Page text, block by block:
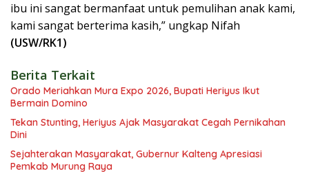
ibu ini sangat bermanfaat untuk pemulihan anak kami,
kami sangat berterima kasih,” ungkap Nifah
(USW/RK1)
Berita Terkait
Orado Meriahkan Mura Expo 2026, Bupati Heriyus Ikut
Bermain Domino
Tekan Stunting, Heriyus Ajak Masyarakat Cegah Pernikahan
Dini
Sejahterakan Masyarakat, Gubernur Kalteng Apresiasi
Pemkab Murung Raya